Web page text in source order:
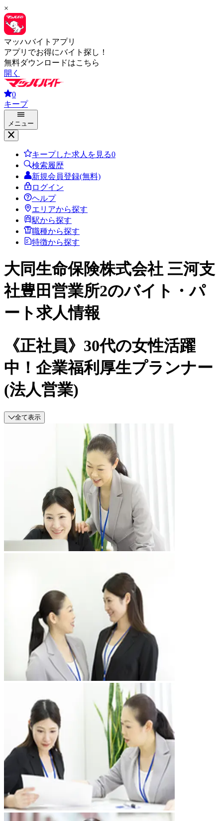
×
マッハバイトアプリ
アプリでお得にバイト探し！
無料ダウンロードはこちら
開く
0
キープ
メニュー
キープした求人を見る0
検索履歴
新規会員登録(無料)
ログイン
ヘルプ
エリアから探す
駅から探す
職種から探す
特徴から探す
大同生命保険株式会社 三河支
社豊田営業所2のバイト・パ
ート求人情報
《正社員》30代の女性活躍
中！企業福利厚生プランナー
(法人営業)
全て表示